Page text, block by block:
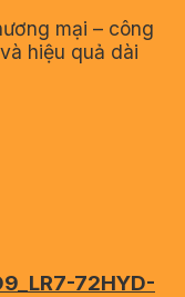
mại – công
hiệu quả dài
72HYD-